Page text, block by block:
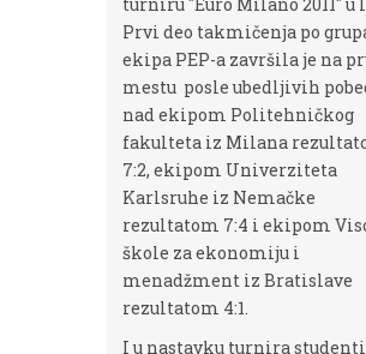
Prvi deo takmičenja po
ekipa PEP-a završila je na
mestu posle ubedljivih
nad ekipom Politehničkog
fakulteta iz Milana
7:2, ekipom Univerziteta
Karlsruhe iz Nemačke
rezultatom 7:4 i ekipom
škole za ekonomiju i
menadžment iz Bratislave
rezultatom 4:1.
I u nastavku turnira studenti